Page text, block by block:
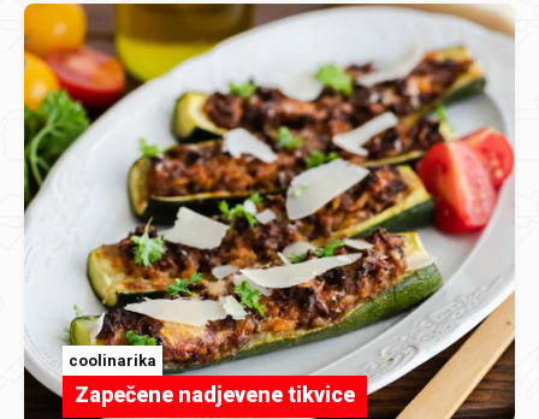
coolinarika
Zapečene nadjevene tikvice